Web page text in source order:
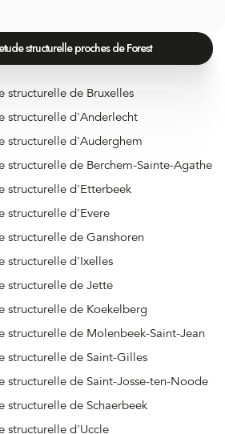
structurelle proches de Forest
structurelle de Bruxelles
structurelle d'Anderlecht
structurelle d'Auderghem
structurelle de Berchem-Sainte-Agathe
structurelle d'Etterbeek
structurelle d'Evere
structurelle de Ganshoren
structurelle d'Ixelles
structurelle de Jette
structurelle de Koekelberg
structurelle de Molenbeek-Saint-Jean
structurelle de Saint-Gilles
structurelle de Saint-Josse-ten-Noode
structurelle de Schaerbeek
structurelle d'Uccle